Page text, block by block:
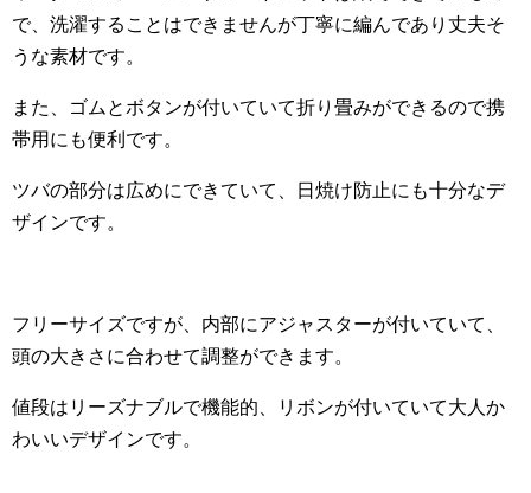
で、洗濯することはできませんが丁寧に編んであり丈夫そ
うな素材です。
また、ゴムとボタンが付いていて折り畳みができるので携
帯用にも便利です。
ツバの部分は広めにできていて、日焼け防止にも十分なデ
ザインです。
フリーサイズですが、内部にアジャスターが付いていて、
頭の大きさに合わせて調整ができます。
値段はリーズナブルで機能的、リボンが付いていて大人か
わいいデザインです。